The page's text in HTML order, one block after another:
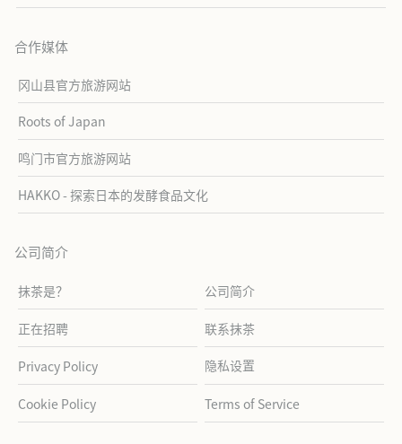
合作媒体
冈山县官方旅游网站
Roots of Japan
鸣门市官方旅游网站
HAKKO - 探索日本的发酵食品文化
公司简介
抹茶是？ 公司简介
正在招聘 联系抹茶
Privacy Policy 隐私设置
Cookie Policy Terms of Service